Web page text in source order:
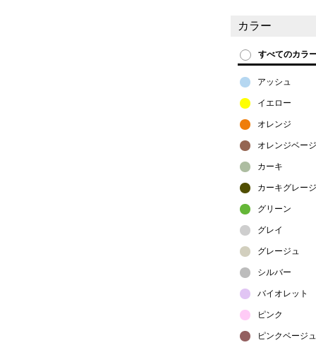
カラー
すべてのカラ
アッシュ
イエロー
オレンジ
オレンジベー
カーキ
カーキグレー
グリーン
グレイ
グレージュ
シルバー
バイオレット
ピンク
ピンクベージュ